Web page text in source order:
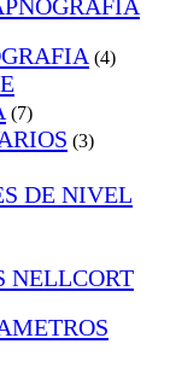
(4)
(7)
(3)
DE NIVEL
NELLCORT